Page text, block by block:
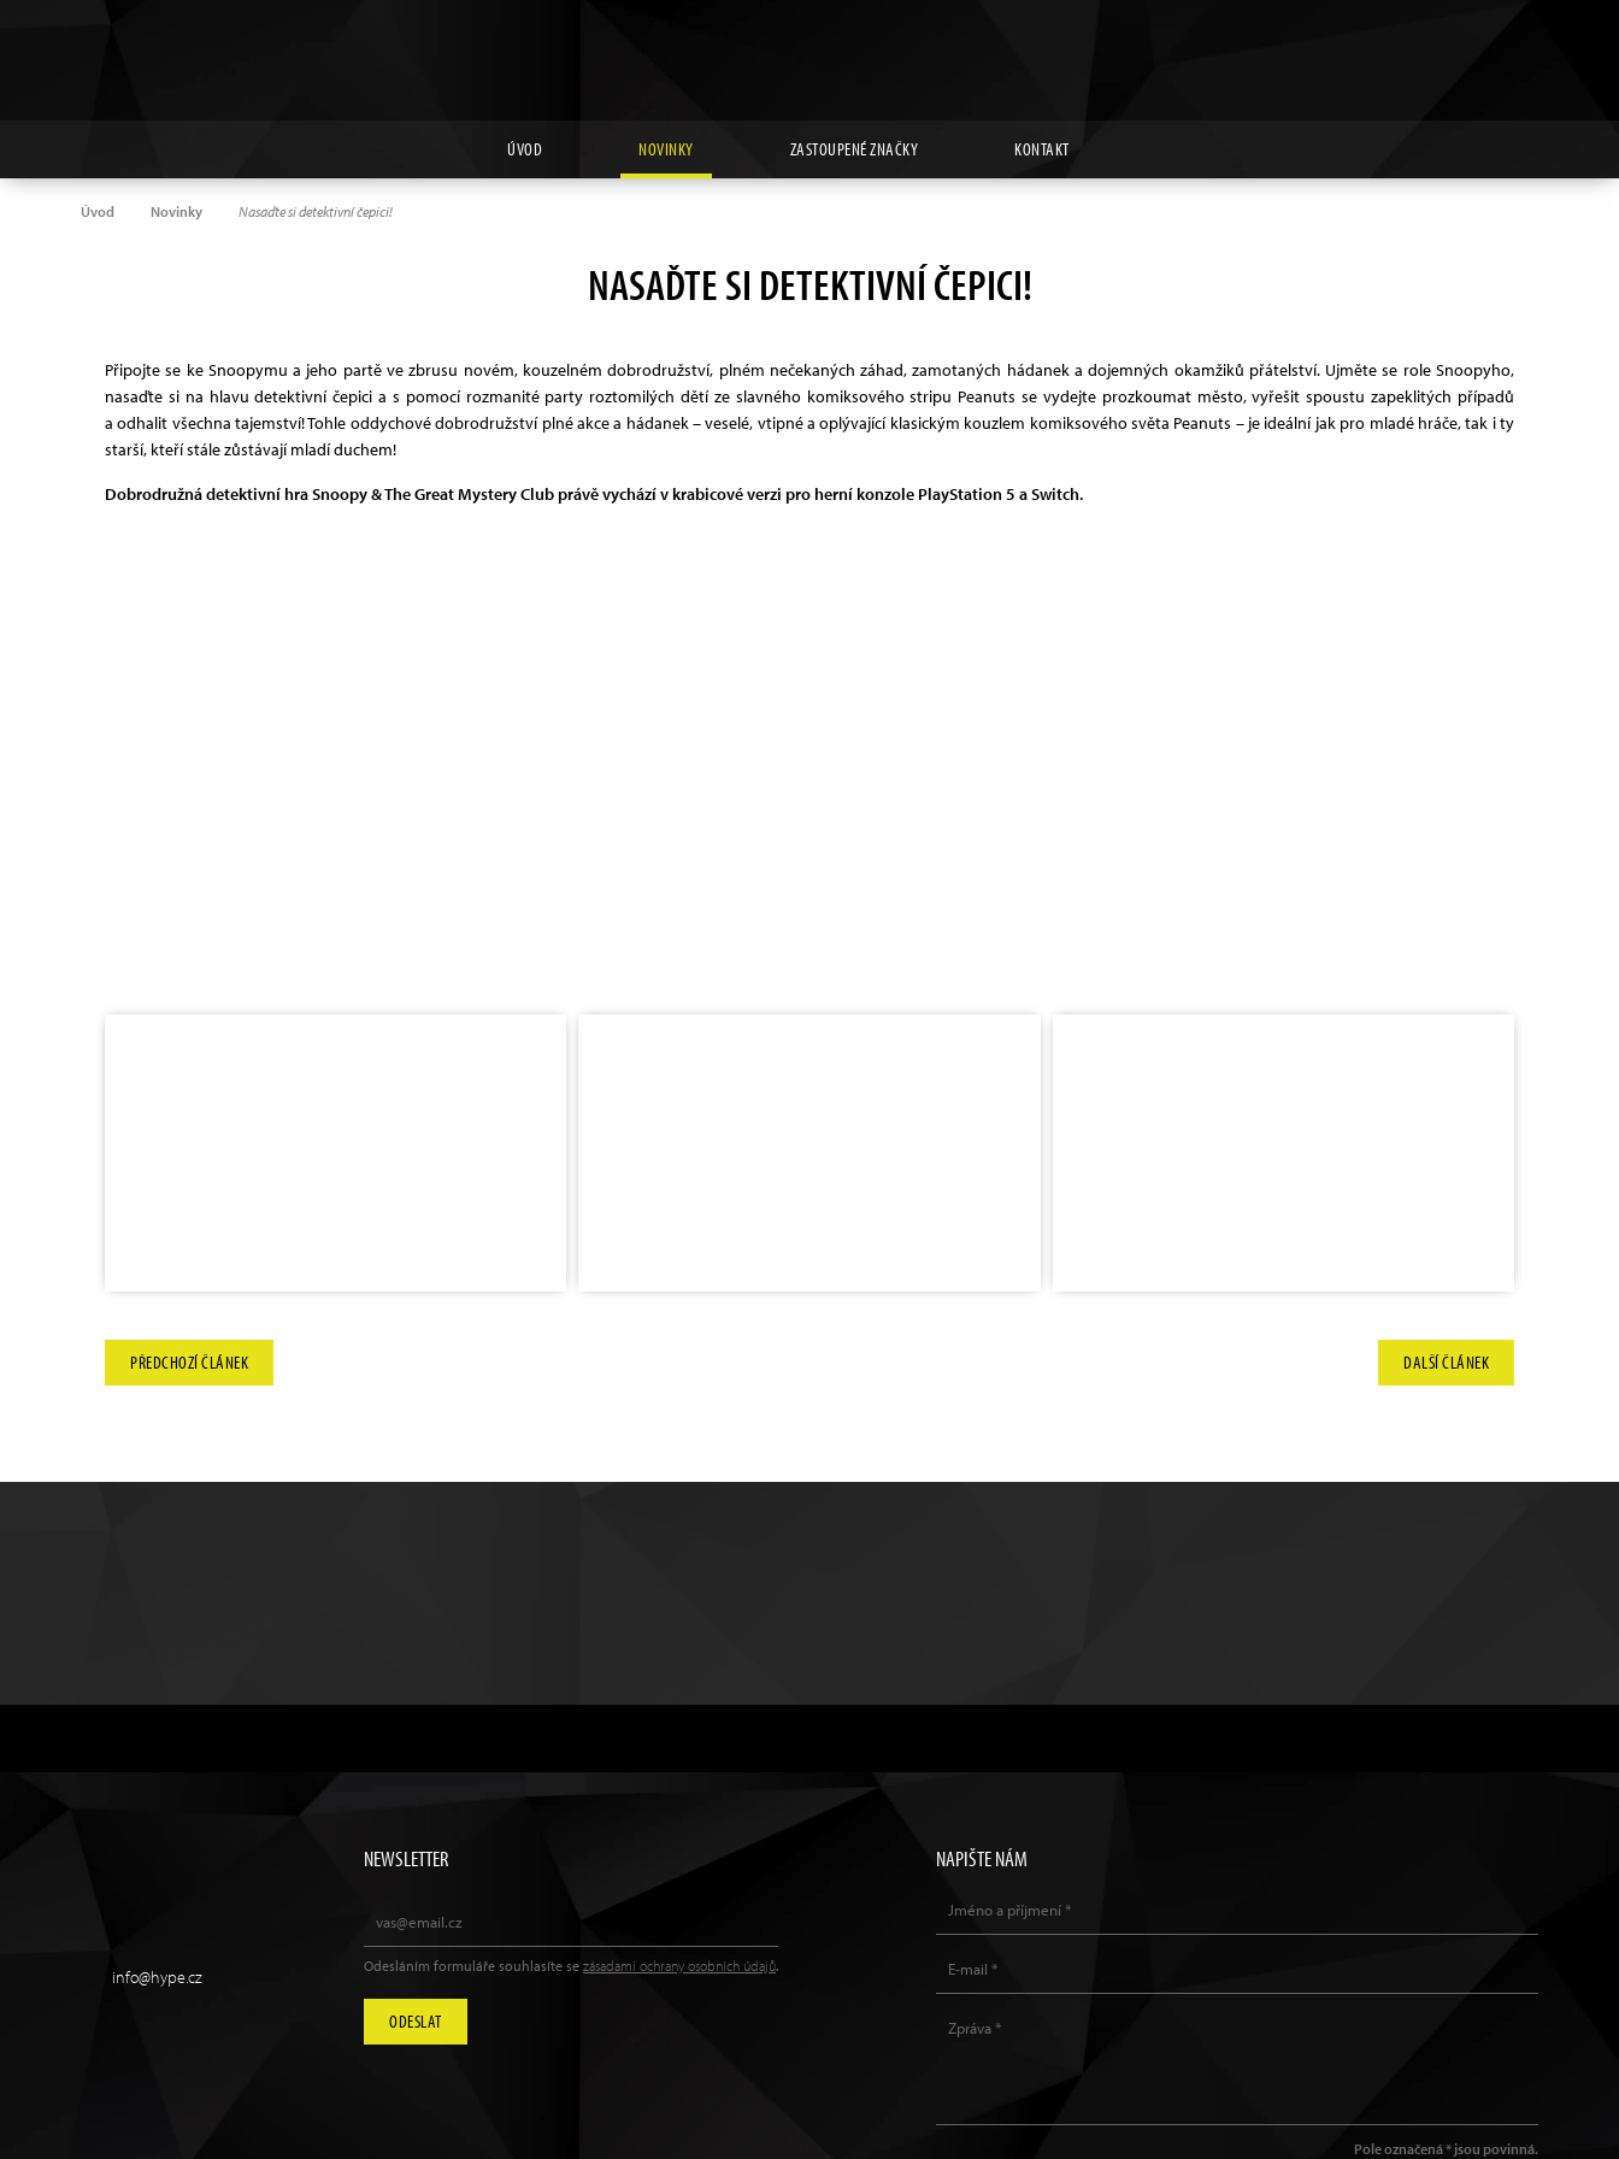
ÚVOD NOVINKY ZASTOUPENÉ ZNAČKY KONTAKT
Úvod Novinky Nasaďte si detektivní čepici!
NASAĎTE SI DETEKTIVNÍ ČEPICI!
Připojte se ke Snoopymu a jeho partě ve zbrusu novém, kouzelném dobrodružství, plném nečekaných záhad, zamotaných hádanek a dojemných okamžiků přátelství. Ujměte se role Snoopyho,
nasaďte si na hlavu detektivní čepici a s pomocí rozmanité party roztomilých dětí ze slavného komiksového stripu Peanuts se vydejte prozkoumat město, vyřešit spoustu zapeklitých případů
a odhalit všechna tajemství! Tohle oddychové dobrodružství plné akce a hádanek – veselé, vtipné a oplývající klasickým kouzlem komiksového světa Peanuts – je ideální jak pro mladé hráče, tak i ty
starší, kteří stále zůstávají mladí duchem!
Dobrodružná detektivní hra Snoopy & The Great Mystery Club právě vychází v krabicové verzi pro herní konzole PlayStation 5 a Switch.
DALŠÍČLÁNEK
PŘEDCHOZÍČLÁNEK
info@hype.cz
NEWSLETTER
Odesláním formuláře souhlasíte se zásadami ochrany osobních údajů.
ODESLAT
NAPIŠTE NÁM
Pole označená * jsou povinná.